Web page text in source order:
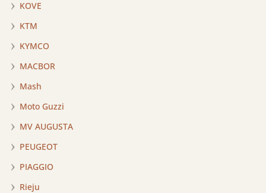
KOVE
KTM
KYMCO
MACBOR
Mash
Moto Guzzi
MV AUGUSTA
PEUGEOT
PIAGGIO
Rieju